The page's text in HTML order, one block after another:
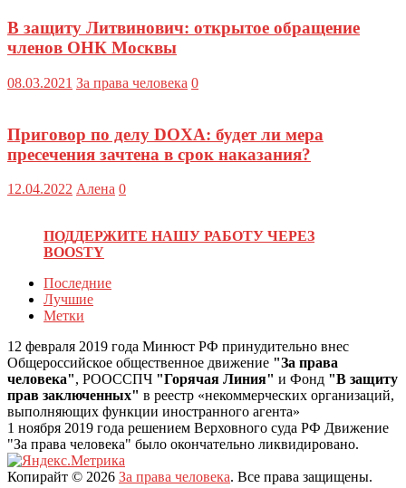
В защиту Литвинович: открытое обращение
членов ОНК Москвы
08.03.2021 За права человека 0
Приговор по делу DOXA: будет ли мера
пресечения зачтена в срок наказания?
12.04.2022 Алена 0
ПОДДЕРЖИТЕ НАШУ РАБОТУ ЧЕРЕЗ
BOOSTY
Последние
Лучшие
Метки
12 февраля 2019 года Минюст РФ принудительно внес
Общероссийское общественное движение "За права
человека", РООССПЧ "Горячая Линия" и Фонд "В защиту
прав заключенных" в реестр «некоммерческих организаций,
выполняющих функции иностранного агента»
1 ноября 2019 года решением Верховного суда РФ Движение
"За права человека" было окончательно ликвидировано.
Копирайт © 2026 За права человека. Все права защищены.